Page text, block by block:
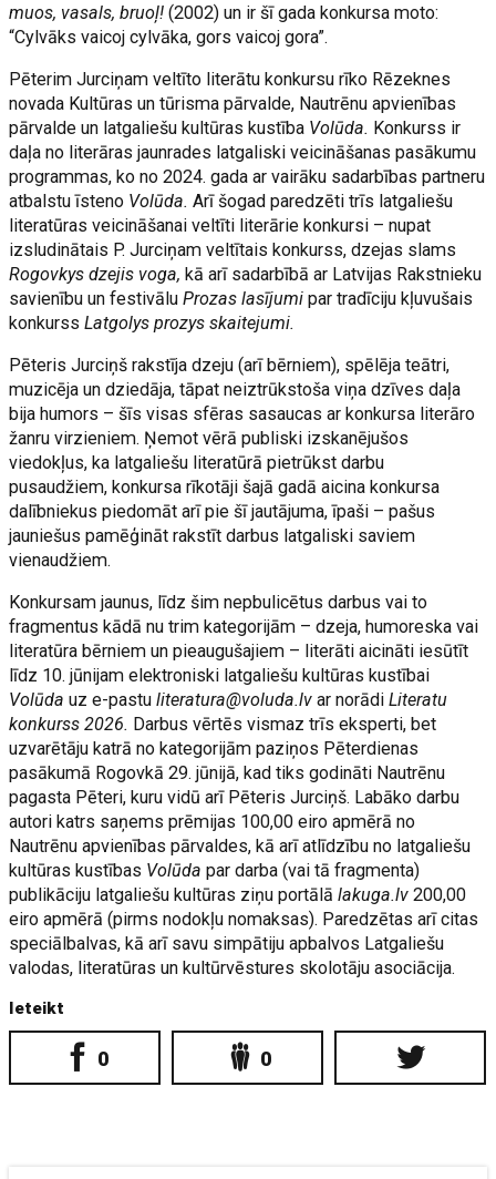
muos, vasals, bruoļ! (2002) un ir šī gada konkursa moto:
“Cylvāks vaicoj cylvāka, gors vaicoj gora”.
Pēterim Jurciņam veltīto literātu konkursu rīko Rēzeknes
novada Kultūras un tūrisma pārvalde, Nautrēnu apvienības
pārvalde un latgaliešu kultūras kustība Volūda. Konkurss ir
daļa no literāras jaunrades latgaliski veicināšanas pasākumu
programmas, ko no 2024. gada ar vairāku sadarbības partneru
atbalstu īsteno Volūda. Arī šogad paredzēti trīs latgaliešu
literatūras veicināšanai veltīti literārie konkursi – nupat
izsludinātais P. Jurciņam veltītais konkurss, dzejas slams
Rogovkys dzejis voga, kā arī sadarbībā ar Latvijas Rakstnieku
savienību un festivālu Prozas lasījumipar tradīciju kļuvušais
konkurss Latgolys prozys skaitejumi.
Pēteris Jurciņš rakstīja dzeju (arī bērniem), spēlēja teātri,
muzicēja un dziedāja, tāpat neiztrūkstoša viņa dzīves daļa
bija humors – šīs visas sfēras sasaucas ar konkursa literāro
žanru virzieniem. Ņemot vērā publiski izskanējušos
viedokļus, ka latgaliešu literatūrā pietrūkst darbu
pusaudžiem, konkursa rīkotāji šajā gadā aicina konkursa
dalībniekus piedomāt arī pie šī jautājuma, īpaši – pašus
jauniešus pamēģināt rakstīt darbus latgaliski saviem
vienaudžiem.
Konkursam jaunus, līdz šim nepbulicētus darbus vai to
fragmentus kādā nu trim kategorijām – dzeja, humoreska vai
literatūra bērniem un pieaugušajiem – literāti aicināti iesūtīt
līdz 10. jūnijam elektroniski latgaliešu kultūras kustībai
Volūda uz e-pastuliteratura@voluda.lv ar norādi Literatu
konkurss 2026. Darbus vērtēs vismaz trīs eksperti, bet
uzvarētāju katrā no kategorijām paziņos Pēterdienas
pasākumā Rogovkā 29. jūnijā, kad tiks godināti Nautrēnu
pagasta Pēteri, kuru vidū arī Pēteris Jurciņš. Labāko darbu
autori katrs saņems prēmijas 100,00 eiro apmērā no
Nautrēnu apvienības pārvaldes, kā arī atlīdzību no latgaliešu
kultūras kustības Volūdapar darba (vai tā fragmenta)
publikāciju latgaliešu kultūras ziņu portālā lakuga.lv 200,00
eiro apmērā (pirms nodokļu nomaksas). Paredzētas arī citas
speciālbalvas, kā arī savu simpātiju apbalvos Latgaliešu
valodas, literatūras un kultūrvēstures skolotāju asociācija.
Ieteikt
0 0